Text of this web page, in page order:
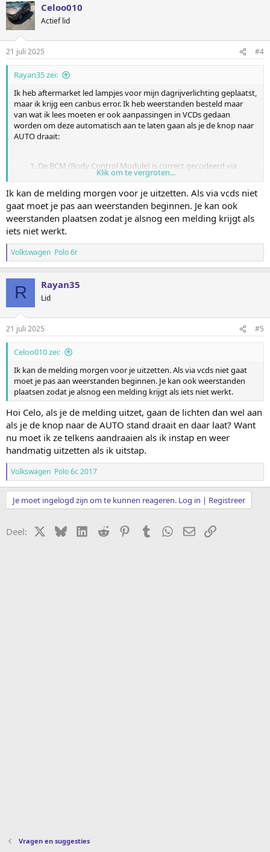
Celoo010
Actief lid
21 juli 2025 #4
Rayan35 zei:
Ik heb aftermarket led lampjes voor mijn dagrijverlichting geplaatst,
maar ik krijg een canbus error. Ik heb weerstanden besteld maar
van wat ik lees moeten er ook aanpassingen in VCDs gedaan
worden om deze automatisch aan te laten gaan als je de knop naar
AUTO draait:
De BCM (Body Control Module) is correct gecodeerd via
VCDS/OBDeleven:
In de lange codering of adaptaties moet je o.a.
instellen:
DRL actief bij contact “aan”
DRL actief in stand “AUTO”
(LED of halogeen)
Bij sommige Polo 6C’s moet je DRL ook koppelen aan
Leuchte-sets via VCDS)
Als iemand hier handig in is omgeving Den Haag/Rotterdam of op
een half uur rijden daarvandaan hoor ik dat graag (uiteraard tegen
een vergoeding)
Klik om te vergroten...
Ik kan de melding morgen voor je uitzetten. Als via vcds niet
gaat moet je pas aan weerstanden beginnen. Je kan ook
weerstanden plaatsen zodat je alsnog een melding krijgt als
iets niet werkt.
Volkswagen Polo 6r
R Rayan35
Lid
21 juli 2025 #5
Celoo010 zei:
Ik kan de melding morgen voor je uitzetten. Als via vcds niet gaat
moet je pas aan weerstanden beginnen. Je kan ook weerstanden
plaatsen zodat je alsnog een melding krijgt als iets niet werkt.
Hoi Celo, als je de melding uitzet, gaan de lichten dan wel aan
als je de knop naar de AUTO stand draait en daar laat? Want
nu moet ik ze telkens aandraaien als ik instap en weer
handmatig uitzetten als ik uitstap.
Volkswagen Polo 6c 2017
Je moet ingelogd zijn om te kunnen reageren. Log in | Registreer
Deel: BlueskyLinkedIn
Reddit PinterestTumblr WhatsApp
E-mailkoppeling
Vragen en suggesties